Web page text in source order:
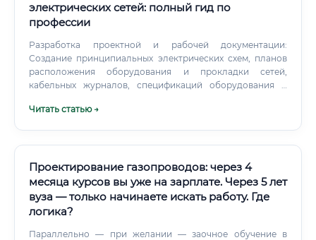
электрических сетей: полный гид по
профессии
Разработка проектной и рабочей документации:
Создание принципиальных электрических схем, планов
расположения оборудования и прокладки сетей,
кабельных журналов, спецификаций оборудования и
и требований проекта специалист выбирает конкретные
Читать статью →
Проектирование газопроводов: через 4
месяца курсов вы уже на зарплате. Через 5 лет
вуза — только начинаете искать работу. Где
логика?
Параллельно — при желании — заочное обучение в